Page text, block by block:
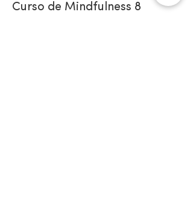
Curso de Mindfulness 8